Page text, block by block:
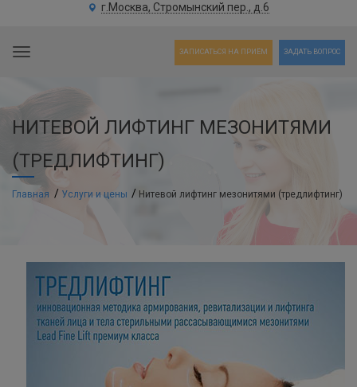
г.Москва, Стромынский пер., д.6
Toggle navigation ЗАПИСАТЬСЯ НА ПРИЁМ ЗАДАТЬ ВОПРОС
НИТЕВОЙ ЛИФТИНГ МЕЗОНИТЯМИ
(ТРЕДЛИФТИНГ)
Главная Услуги и цены Нитевой лифтинг мезонитями (тредлифтинг)